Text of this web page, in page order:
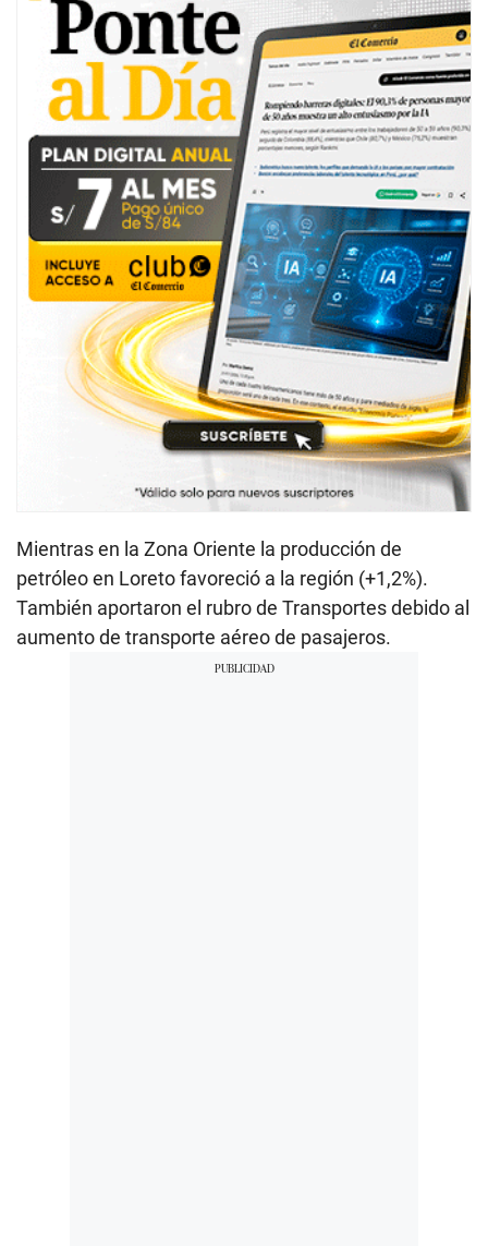
Mientras en la Zona Oriente la producción de
petróleo en Loreto favoreció a la región (+1,2%).
También aportaron el rubro de Transportes debido al
aumento de transporte aéreo de pasajeros.